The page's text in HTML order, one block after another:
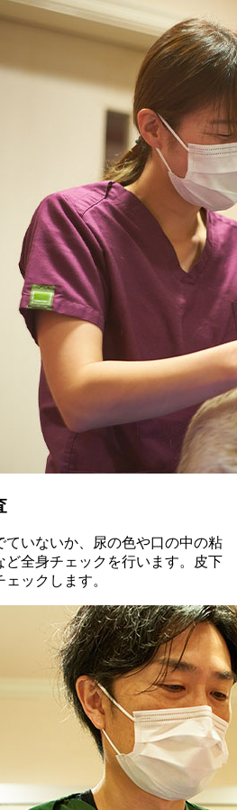
ていないか、尿の色や口の中の粘
ど全身チェックを行います。皮下
ックします。